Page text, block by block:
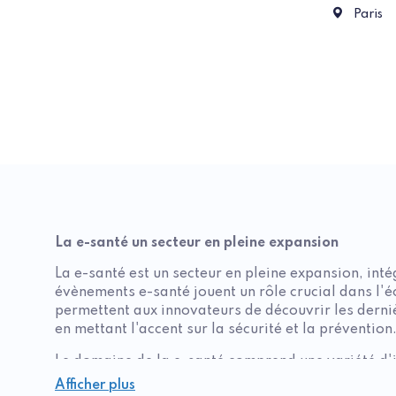
9
Paris
La e-santé un secteur en pleine expansion
La e-santé est un secteur en pleine expansion,
évènements e-santé jouent un rôle crucial dans
permettent aux innovateurs de découvrir les
en mettant l'accent sur la sécurité et la prévention.
Le domaine de la e-santé comprend une variété
les dispositifs connectés. Chaque année, des
Afficher plus